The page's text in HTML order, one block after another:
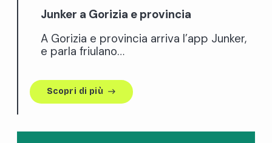
Junker a Gorizia e provincia
A Gorizia e provincia arriva l’app Junker,
e parla friulano…
Scopri di più east